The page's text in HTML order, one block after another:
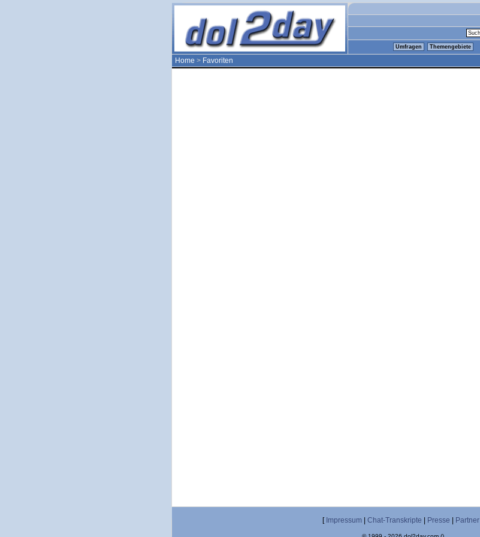
Umfragen Themengebiete
Home > Favoriten
[ Impressum Chat-Transkripte Presse Partner